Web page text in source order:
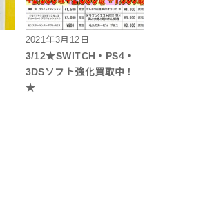
2021年3月12日
3/12★SWITCH・PS4・
3DSソフト強化買取中！
★